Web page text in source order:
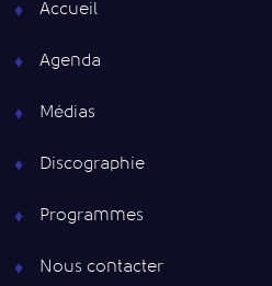
Accueil
Agenda
Médias
Discographie
Programmes
Nous contacter